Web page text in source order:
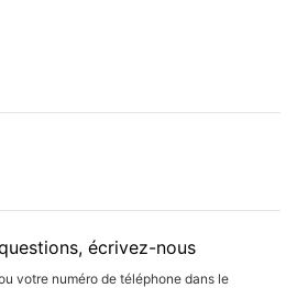
écrivez-nous
votre numéro de téléphone dans le